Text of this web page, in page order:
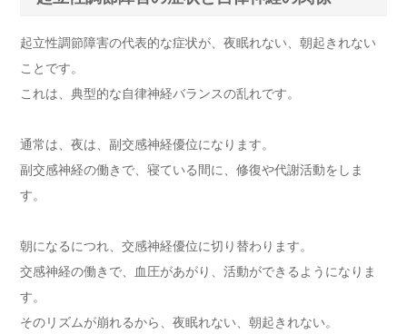
起立性調節障害の代表的な症状が、夜眠れない、朝起きれない
ことです。
これは、典型的な自律神経バランスの乱れです。
通常は、夜は、副交感神経優位になります。
副交感神経の働きで、寝ている間に、修復や代謝活動をしま
す。
朝になるにつれ、交感神経優位に切り替わります。
交感神経の働きで、血圧があがり、活動ができるようになりま
す。
そのリズムが崩れるから、夜眠れない、朝起きれない。